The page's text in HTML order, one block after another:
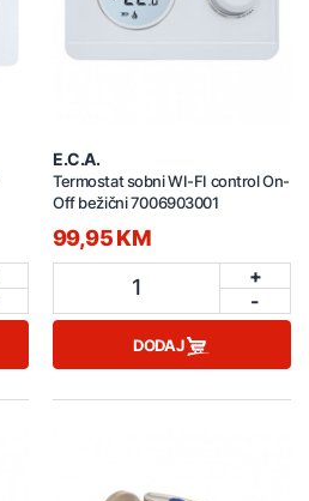
E.C.A.
Termostat sobni WI-FI control On-
Off bežični 7006903001
99,95 KM
1
+
-
DODAJ